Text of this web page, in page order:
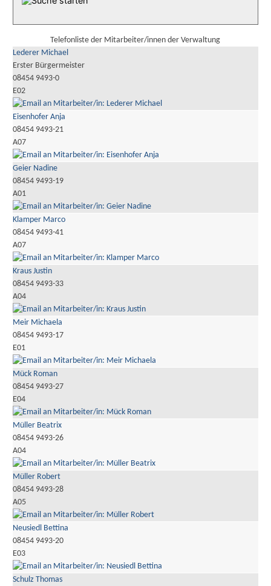
Telefonliste der Mitarbeiter/innen der Verwaltung
Lederer Michael
Erster Bürgermeister
08454 9493-0
E02
Eisenhofer Anja
08454 9493-21
A07
Geier Nadine
08454 9493-19
A01
Klamper Marco
08454 9493-41
A07
Kraus Justin
08454 9493-33
A04
Meir Michaela
08454 9493-17
E01
Mück Roman
08454 9493-27
E04
Müller Beatrix
08454 9493-26
A04
Müller Robert
08454 9493-28
A05
Neusiedl Bettina
08454 9493-20
E03
Schulz Thomas